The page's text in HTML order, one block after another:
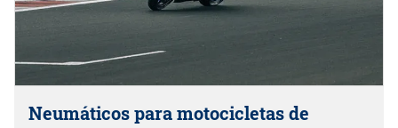
Neumáticos para motocicletas de